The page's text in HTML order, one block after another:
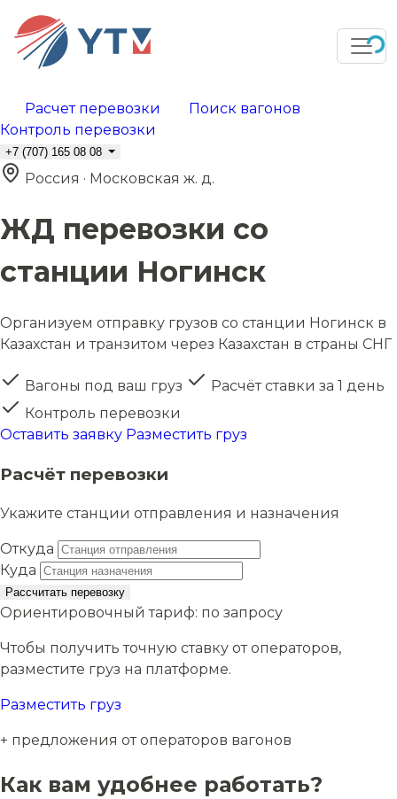
Расчет перевозки
Поиск вагонов
Контроль перевозки
+7 (707) 165 08 08
Россия · Московская ж. д.
ЖД перевозки со
станции Ногинск
Организуем отправку грузов со станции Ногинск в
Казахстан и транзитом через Казахстан в страны СНГ
Вагоны под ваш груз
Расчёт ставки за 1 день
Контроль перевозки
Оставить заявку Разместить груз
Расчёт перевозки
Укажите станции отправления и назначения
Откуда
Куда
Рассчитать перевозку
Ориентировочный тариф: по запросу
Чтобы получить точную ставку от операторов,
разместите груз на платформе.
Разместить груз
+ предложения от операторов вагонов
Как вам удобнее работать?